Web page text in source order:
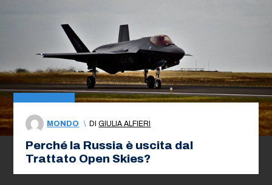
MONDO \ DIGIULIA ALFIERI
Perché la Russia è uscita dal
Trattato Open Skies?